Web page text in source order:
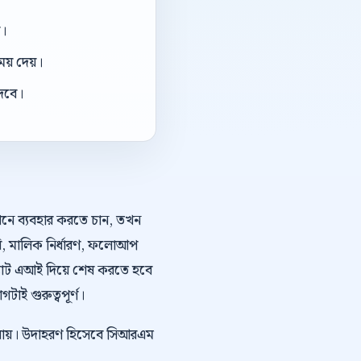
দেয়।
ব্যবহার করতে চান, তখন
মালিক নির্ধারণ, ফলোআপ
এআই দিয়ে শেষ করতে হবে
গুরুত্বপূর্ণ।
উদাহরণ হিসেবে সিআরএম